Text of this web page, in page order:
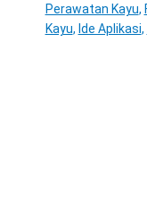
Perawatan Kayu,
Kayu, Ide Aplikasi,